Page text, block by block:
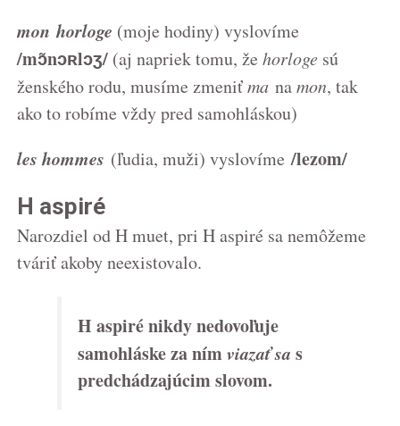
mon horloge (moje hodiny) vyslovíme
/mɔ̃nɔʀlɔʒ/ (aj napriek tomu, že horloge sú
ženského rodu, musíme zmeniťma namon, tak
ako to robíme vždy pred samohláskou)
les hommes (ľudia, muži) vyslovíme/lezom/
H aspiré
Narozdiel od H muet, pri H aspiré sa nemôžeme
tváriť akoby neexistovalo.
H aspirénikdy nedovoľuje
samohláske za nímviazať sa s
predchádzajúcim slovom.